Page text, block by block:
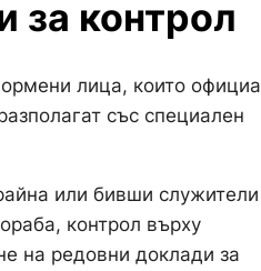
за контрол
лица, които
със специален
или бивши
контрол върху
на редовни доклади за